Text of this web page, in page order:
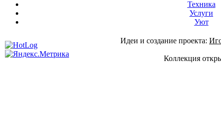
Техника
Услуги
Уют
Идеи и создание проекта:
Коллекция